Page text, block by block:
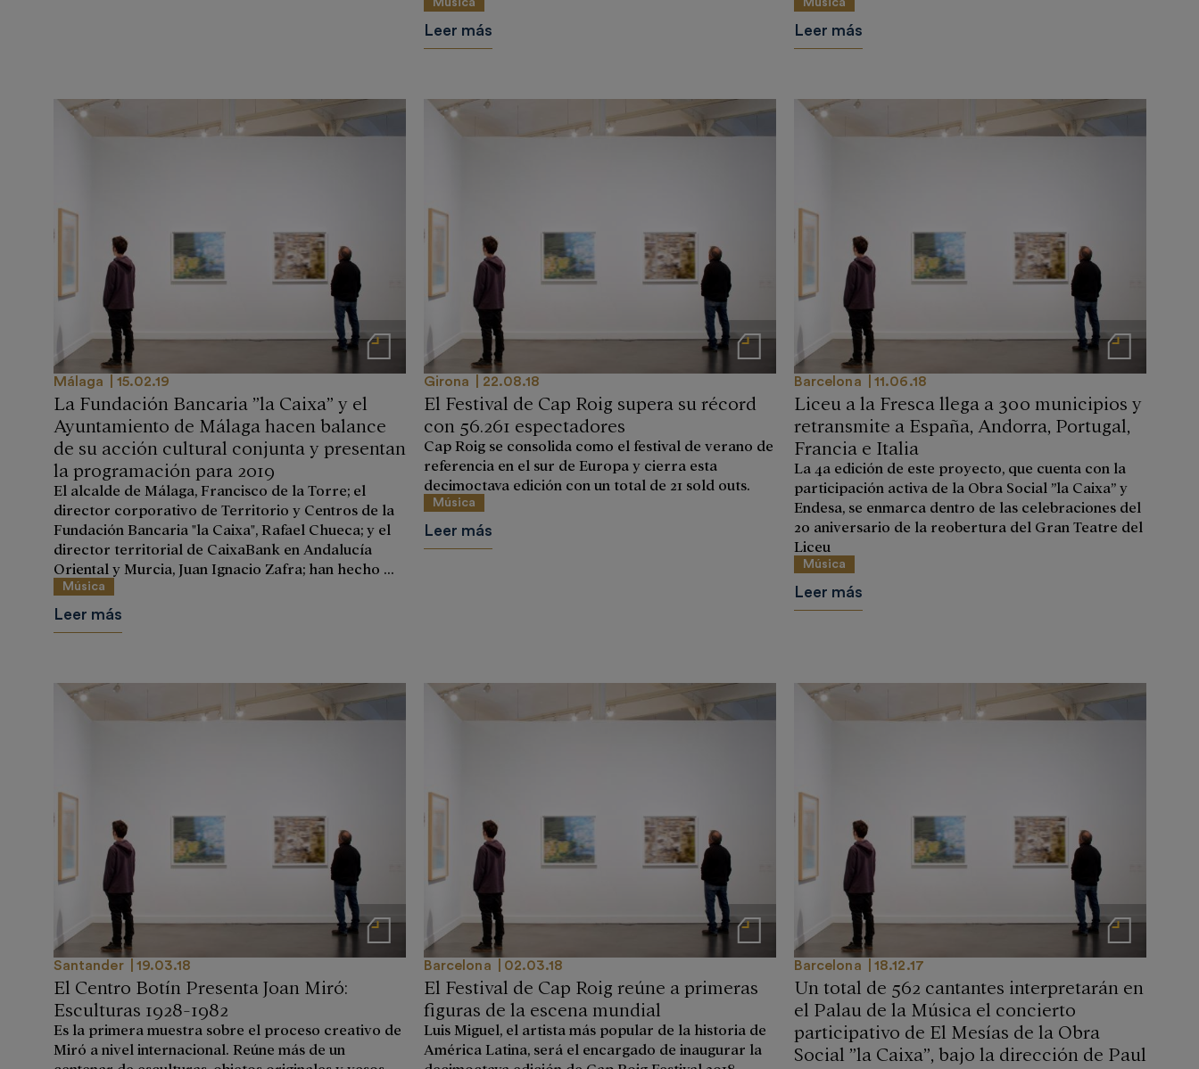
Música
Leer más
Música
Leer más
Notas de prensa
Málaga 15.02.19
La Fundación Bancaria ”la Caixa” y el
Ayuntamiento de Málaga hacen balance
de su acción cultural conjunta y presentan
la programación para 2019
El alcalde de Málaga, Francisco de la Torre; el
director corporativo de Territorio y Centros de la
Fundación Bancaria "la Caixa", Rafael Chueca; y el
director territorial de CaixaBank en Andalucía
Oriental y Murcia, Juan Ignacio Zafra; han hecho ...
Música
Leer más
Notas de prensa
Girona 22.08.18
El Festival de Cap Roig supera su récord
con 56.261 espectadores
Cap Roig se consolida como el festival de verano de
referencia en el sur de Europa y cierra esta
decimoctava edición con un total de 21 sold outs.
Música
Leer más
Notas de prensa
Barcelona 11.06.18
Liceu a la Fresca llega a 300 municipios y
retransmite a España, Andorra, Portugal,
Francia e Italia
La 4a edición de este proyecto, que cuenta con la
participación activa de la Obra Social ”la Caixa” y
Endesa, se enmarca dentro de las celebraciones del
20 aniversario de la reobertura del Gran Teatre del
Liceu
Música
Leer más
Notas de prensa
Santander 19.03.18
El Centro Botín Presenta Joan Miró:
Esculturas 1928-1982
Es la primera muestra sobre el proceso creativo de
Miró a nivel internacional. Reúne más de un
Notas de prensa
Barcelona 02.03.18
El Festival de Cap Roig reúne a primeras
figuras de la escena mundial
Luis Miguel, el artista más popular de la historia de
América Latina, será el encargado de inaugurar la
Notas de prensa
Barcelona 18.12.17
Un total de 562 cantantes interpretarán en
el Palau de la Música el concierto
participativo de El Mesías de la Obra
Social ”la Caixa”, bajo la dirección de Paul